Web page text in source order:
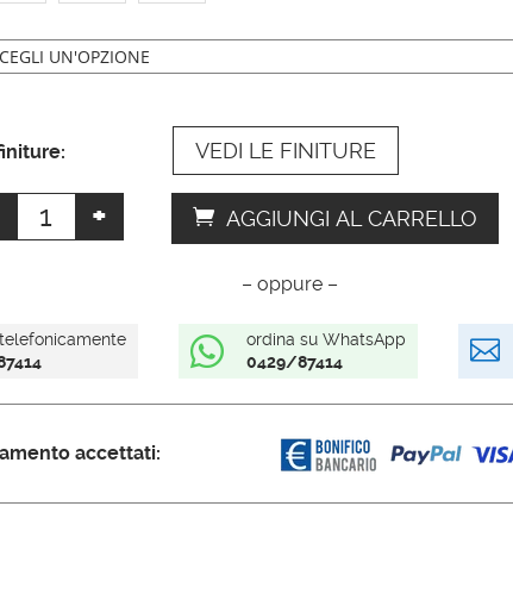
VEDI LE FINITURE
Specchio
antico
+ AGGIUNGI AL CARRELLO
– oppure –

ordina su WhatsApp
0429/87414

accettati: